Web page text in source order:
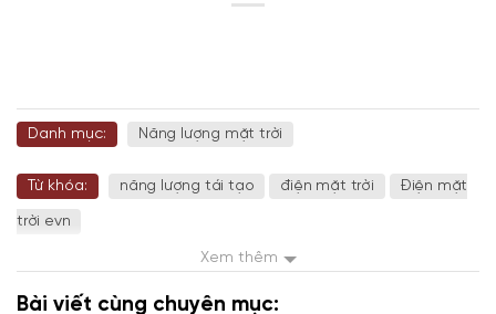
Danh mục: Năng lượng mặt trời
Xem thêm
Từ khóa: năng lượng tái tạo điện mặt trời Điện mặt
trời evn
Bài viết cùng chuyên mục: